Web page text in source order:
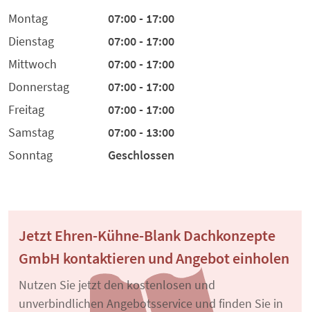
Montag
07:00 - 17:00
Dienstag
07:00 - 17:00
Mittwoch
07:00 - 17:00
Donnerstag
07:00 - 17:00
Freitag
07:00 - 17:00
Samstag
07:00 - 13:00
Sonntag
Geschlossen
Jetzt Ehren-Kühne-Blank Dachkonzepte
GmbH kontaktieren und Angebot einholen
Nutzen Sie jetzt den kostenlosen und
unverbindlichen Angebotsservice und finden Sie in